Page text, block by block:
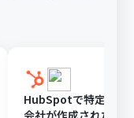
HubSpotで特定条件
会社が作成されたら、